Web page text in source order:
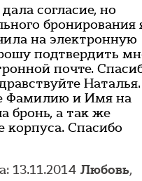
согласие, но
бронирования
на электронную
подтвердить
почте.
Наталья.
Фамилию и Имя на
бронь, а так же
корпуса. Спасибо
13.11.2014 Любовь,